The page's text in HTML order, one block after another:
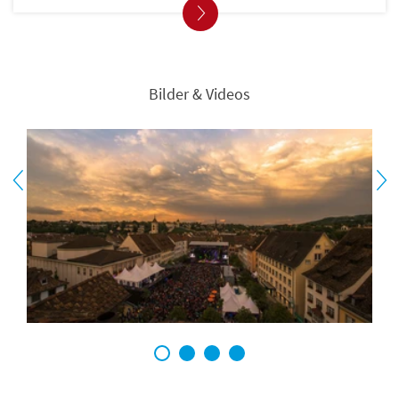
Bilder & Videos
1 2 3 4